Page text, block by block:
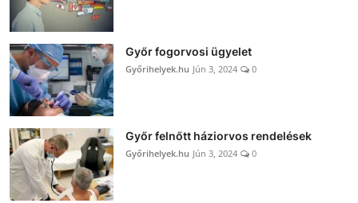
Győr fogorvosi ügyelet
Győrihelyek.hu Jún 3, 2024 0
Győr felnőtt háziorvos rendelések
Győrihelyek.hu Jún 3, 2024 0